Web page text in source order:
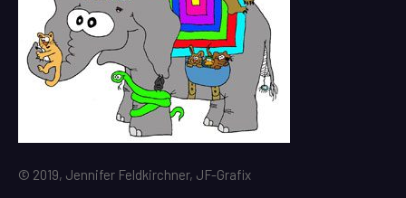
© 2019, Jennifer Feldkirchner, JF-Grafix